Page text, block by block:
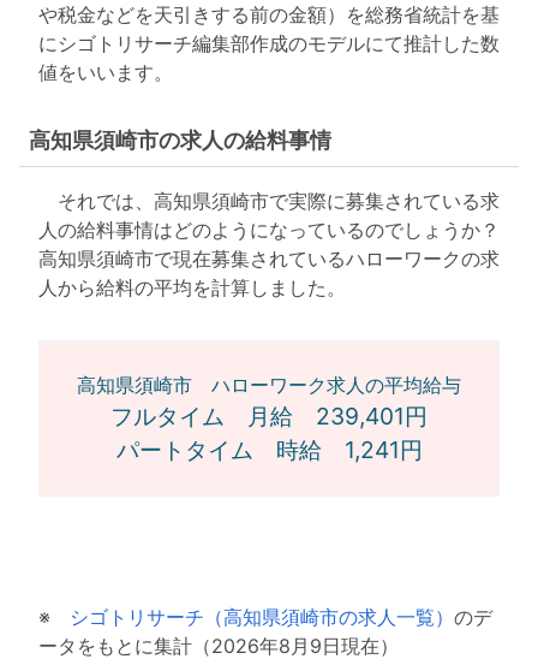
や税金などを天引きする前の金額）を総務省統計を基
にシゴトリサーチ編集部作成のモデルにて推計した数
値をいいます。
高知県須崎市の求人の給料事情
それでは、高知県須崎市で実際に募集されている求
人の給料事情はどのようになっているのでしょうか？
高知県須崎市で現在募集されているハローワークの求
人から給料の平均を計算しました。
高知県須崎市 ハローワーク求人の平均給与
フルタイム 月給 239,401円
パートタイム 時給 1,241円
※ シゴトリサーチ（高知県須崎市の求人一覧） のデ
ータをもとに集計（2026年8月9日現在）